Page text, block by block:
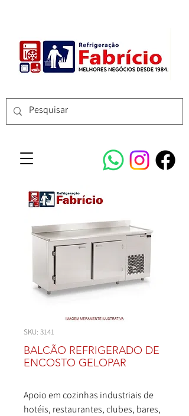
SKU: 3141
BALCÃO REFRIGERADO DE
ENCOSTO GELOPAR
Apoio em cozinhas industriais de
hotéis, restaurantes, clubes, bares,